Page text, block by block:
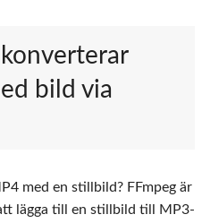
bild via
med en stillbild? FFmpeg är
lägga till en stillbild till MP3-